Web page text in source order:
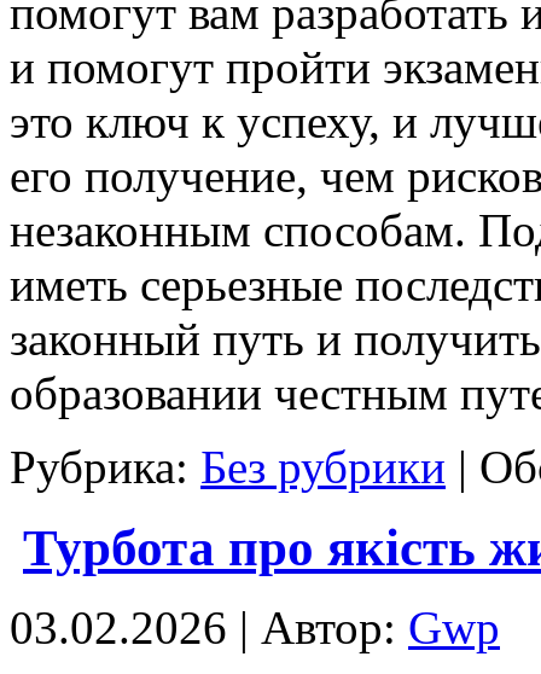
помогут вам
и помогут пройти
это ключ к успеху, и
его получение, чем
незаконным способам.
иметь серьезные
законный путь и
образовании честным
Рубрика: Без рубрики |
Турбота про якість
03.02.2026 | Автор: Gwp